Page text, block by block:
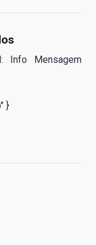
Info Mensagem
}